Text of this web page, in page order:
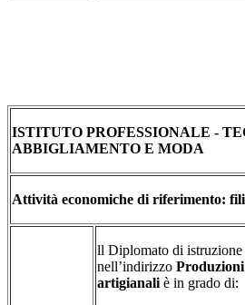
ISTITUTO PROFESSIONALE -
ABBIGLIAMENTO E MODA
Attività economiche di riferimento:
ll Diplomato di istruzione
nell’indirizzo
artigianali è in grado di: